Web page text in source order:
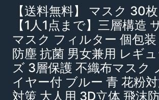
【送料無料】 マスク 30
【1人1点まで】三層構造
マスク フィルター 個包装
防塵 抗菌 男女兼用 レギ
ズ 3層保護 不織布マスク
イヤー付 ブルー 青 花粉
対策 大人用 3D立体 飛沫